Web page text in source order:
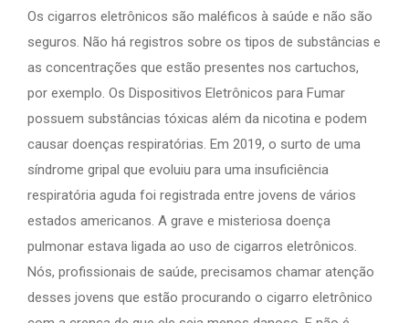
Os cigarros eletrônicos são maléficos à saúde e não são
seguros. Não há registros sobre os tipos de substâncias e
as concentrações que estão presentes nos cartuchos,
por exemplo. Os Dispositivos Eletrônicos para Fumar
possuem substâncias tóxicas além da nicotina e podem
causar doenças respiratórias. Em 2019, o surto de uma
síndrome gripal que evoluiu para uma insuficiência
respiratória aguda foi registrada entre jovens de vários
estados americanos. A grave e misteriosa doença
pulmonar estava ligada ao uso de cigarros eletrônicos.
Nós, profissionais de saúde, precisamos chamar atenção
desses jovens que estão procurando o cigarro eletrônico